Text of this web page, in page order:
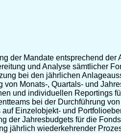
der Mandate entsprechend
und Analyse sämtlicher
bei den jährlichen
von Monats-, Quartals- und
und individuellen Reportings
bei der Durchführung
Einzelobjekt- und
der Jahresbudgets für die
jährlich wiederkehrender